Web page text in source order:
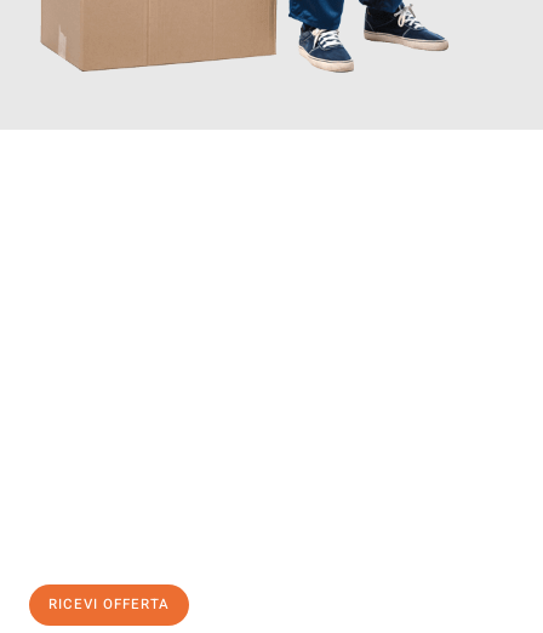
RICEVI OFFERTA